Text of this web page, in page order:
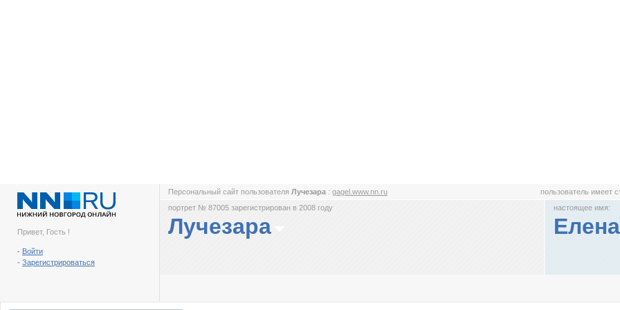
Привет, Гость !
- Войти
- Зарегистрироваться
Персональный сайт пользователя Лучезара : gagel.www.nn.ru пользователь имеет
портрет № 87005 зарегистрирован в 2008 году
Лучезара
настоящее имя:
Елена